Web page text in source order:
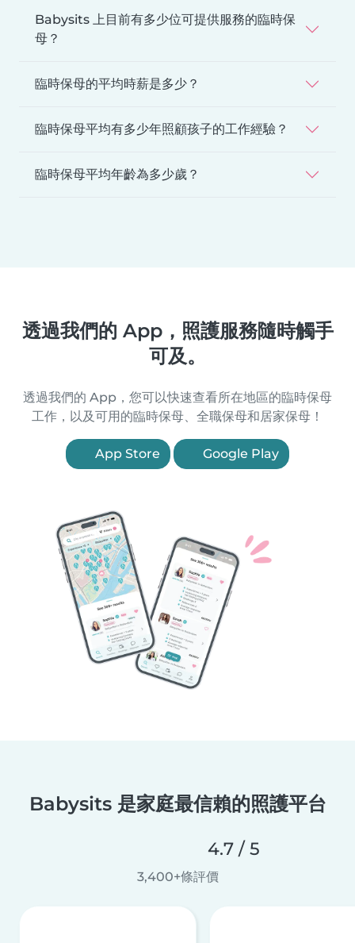
Babysits 上目前有多少位可提供服務的臨時保
母？
臨時保母的平均時薪是多少？
臨時保母平均有多少年照顧孩子的工作經驗？
臨時保母平均年齡為多少歲？
透過我們的 App，照護服務隨時觸手
可及。
透過我們的 App，您可以快速查看所在地區的臨時保母
工作，以及可用的臨時保母、全職保母和居家保母！
App Store Google Play
Babysits 是家庭最信賴的照護平台
4.7 / 5
3,400+條評價